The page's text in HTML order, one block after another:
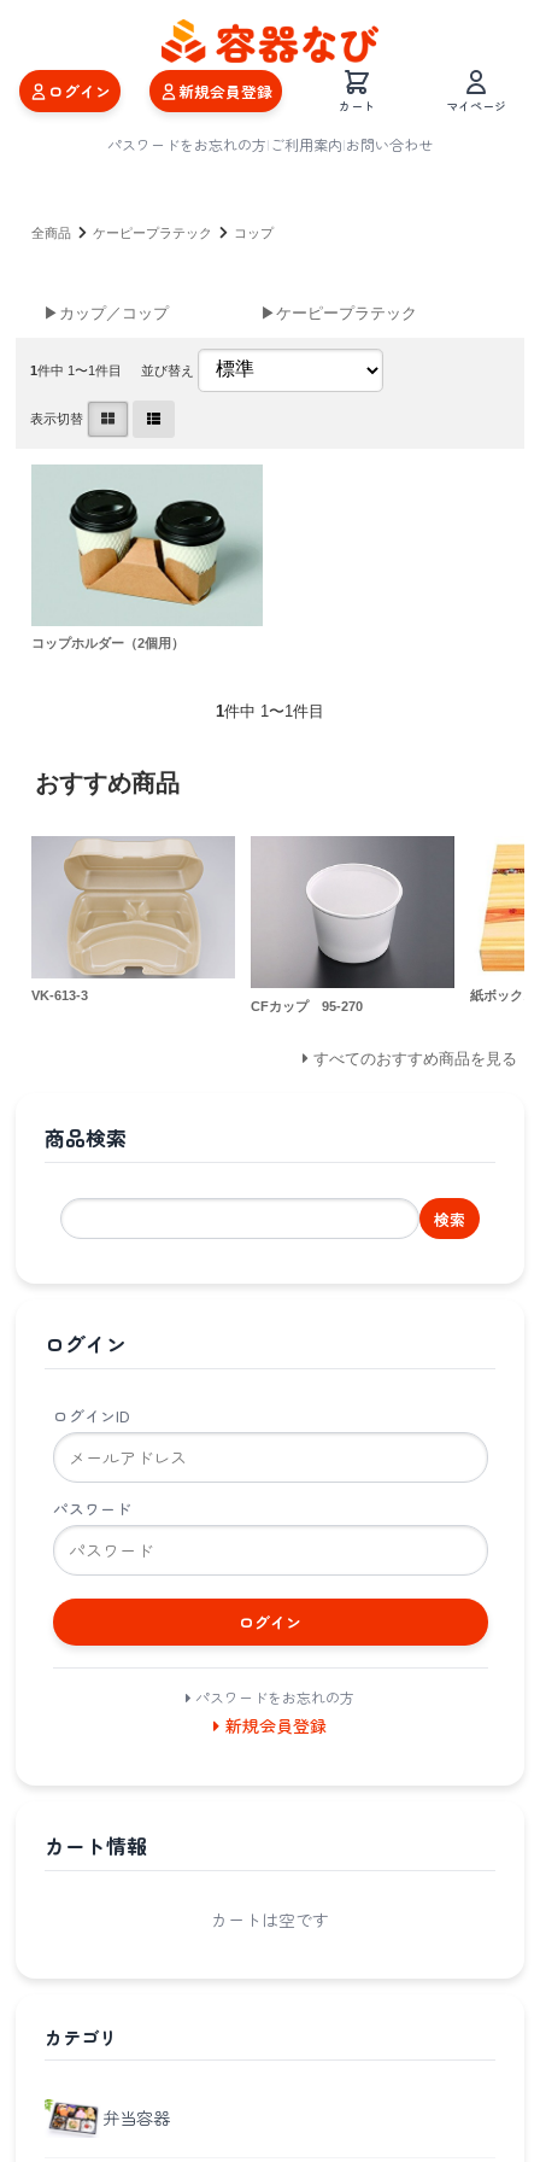
ログイン 新規会員登録
カート マイページ
パスワードをお忘れの方|ご利用案内|お問い合わせ
全商品 ケーピープラテック コップ
▶カップ／コップ ▶ケーピープラテック
1件中 1〜1件目 並び替え
表示切替
コップホルダー（2個用）
1件中 1〜1件目
おすすめ商品
VK-613-3
CFカップ 95-270
紙ボック
すべてのおすすめ商品を見る
商品検索
検索
ログイン
ログインID
パスワード
ログイン
パスワードをお忘れの方
新規会員登録
カート情報
カートは空です
カテゴリ
弁当容器